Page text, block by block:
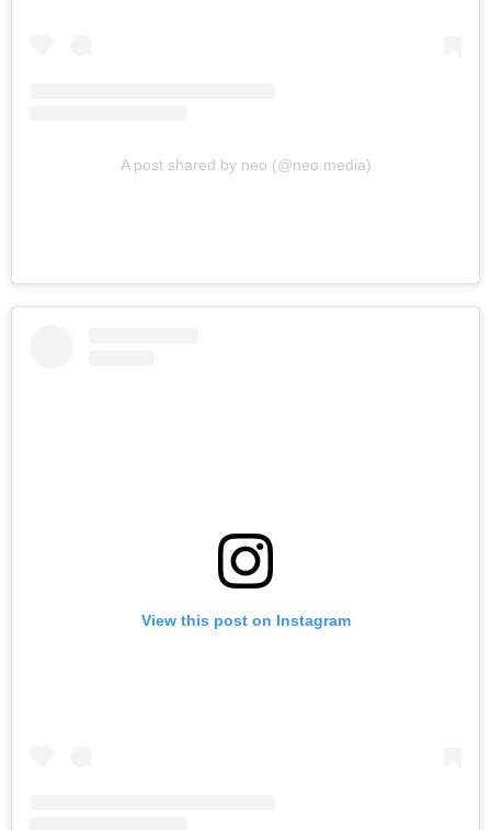
A post shared by neo (@neo.media)
View this post on Instagram